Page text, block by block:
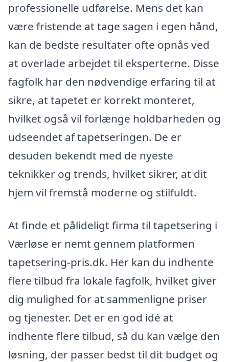
professionelle udførelse. Mens det kan
være fristende at tage sagen i egen hånd,
kan de bedste resultater ofte opnås ved
at overlade arbejdet til eksperterne. Disse
fagfolk har den nødvendige erfaring til at
sikre, at tapetet er korrekt monteret,
hvilket også vil forlænge holdbarheden og
udseendet af tapetseringen. De er
desuden bekendt med de nyeste
teknikker og trends, hvilket sikrer, at dit
hjem vil fremstå moderne og stilfuldt.
At finde et pålideligt firma til tapetsering i
Værløse er nemt gennem platformen
tapetsering-pris.dk. Her kan du indhente
flere tilbud fra lokale fagfolk, hvilket giver
dig mulighed for at sammenligne priser
og tjenester. Det er en god idé at
indhente flere tilbud, så du kan vælge den
løsning, der passer bedst til dit budget og